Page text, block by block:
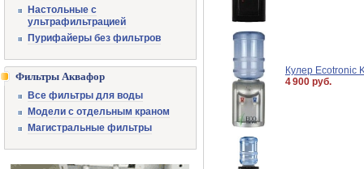
Кулер Ecotronic
4 900 руб.
Настольные с
ультрафильтрацией
Пурифайеры без фильтров
Фильтры Аквафор
Все фильтры для воды
Модели с отдельным краном
Магистральные фильтры